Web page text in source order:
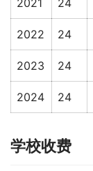
2021 24
2022 24
2023 24
2024 24
学校收费